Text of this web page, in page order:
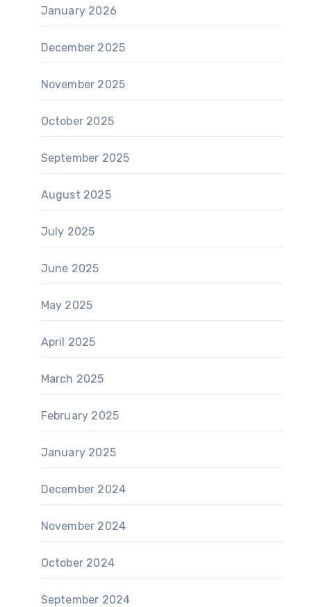
January 2026
December 2025
November 2025
October 2025
September 2025
August 2025
July 2025
June 2025
May 2025
April 2025
March 2025
February 2025
January 2025
December 2024
November 2024
October 2024
September 2024